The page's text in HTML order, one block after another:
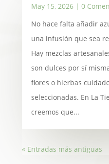
May 15, 2026| 0
No hace falta añadir
una infusión que sea
Hay mezclas
son dulces por sí
flores o hierbas
seleccionadas. En La
creemos que...
« Entradas más antiguas